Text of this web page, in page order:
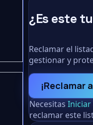
¿Es este
Reclamar el
gestionar y
¡Reclamar
Necesitas Iniciar
reclamar este